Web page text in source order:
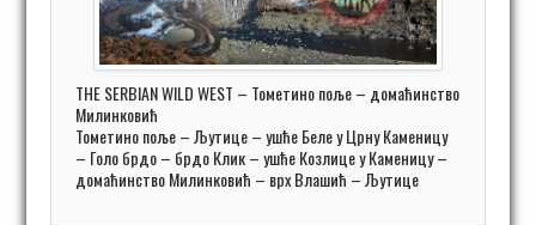
THE SERBIAN WILD WEST – Тометино поље – домаћинство
Милинковић
Тометино поље – Љутице – ушће Беле у Црну Каменицу
– Голо брдо – брдо Клик – ушће Козлице у Каменицу –
домаћинство Милинковић – врх Влашић – Љутице